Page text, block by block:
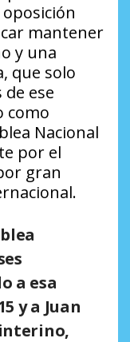
mantener
y una
que solo
ese
como
Nacional
por el
gran
a esa
y a Juan